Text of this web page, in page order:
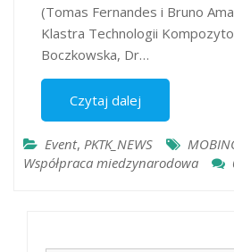
(Tomas Fernandes i Bruno
Klastra Technologii
Boczkowska, Dr…
Czytaj dalej
Event, PKTK_NEWS
Współpraca miedzynarodowa